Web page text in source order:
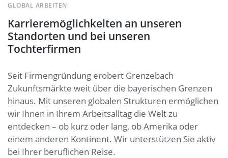
Karrieremöglichkeiten an unseren
Standorten und bei unseren
Tochterfirmen
GLOBAL ARBEITEN
Seit Firmengründung erobert Grenzebach
Zukunftsmärkte weit über die bayerischen Grenzen
hinaus. Mit unseren globalen Strukturen ermöglichen
wir Ihnen in Ihrem Arbeitsalltag die Welt zu
entdecken – ob kurz oder lang, ob Amerika oder
einem anderen Kontinent. Wir unterstützen Sie aktiv
bei Ihrer beruflichen Reise.